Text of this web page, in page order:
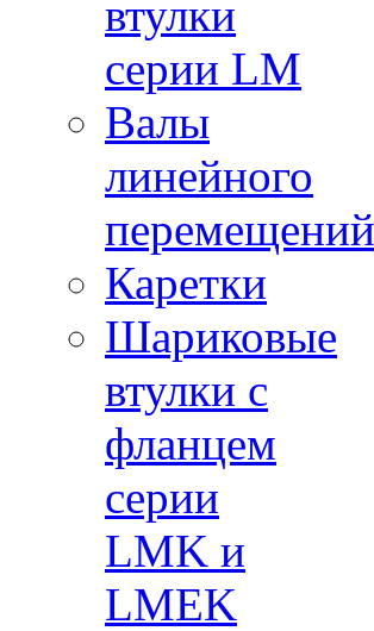
втулки
серии LM
Валы
линейного
перемещений
Каретки
Шариковые
втулки с
фланцем
серии
LMK и
LMEK